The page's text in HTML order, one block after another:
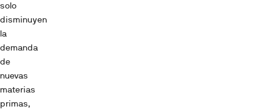
solo
disminuyen
la
demanda
de
nuevas
materias
primas,